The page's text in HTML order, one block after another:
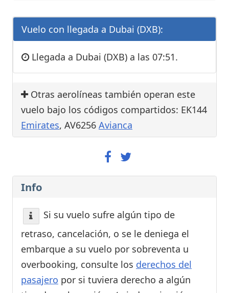
Vuelo con llegada a Dubai (DXB):
Llegada a Dubai (DXB) a las 07:51.
Otras aerolíneas también operan este
vuelo bajo los códigos compartidos: EK144
Emirates, AV6256 Avianca
Info
Si su vuelo sufre algún tipo de
retraso, cancelación, o se le deniega el
embarque a su vuelo por sobreventa u
overbooking, consulte los derechos del
pasajero por si tuviera derecho a algún